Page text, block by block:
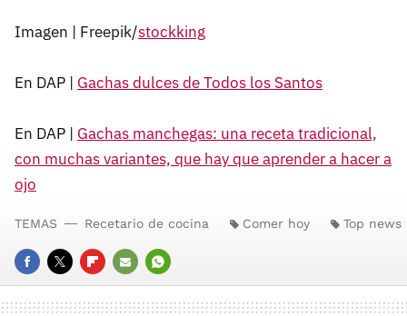
Imagen | Freepik/stockking
En DAP | Gachas dulces de Todos los Santos
En DAP | Gachas manchegas: una receta tradicional,
con muchas variantes, que hay que aprender a hacer a
ojo
FACEBOOK
TWITTERFLIPBOARD
E-
MAIL
WHATSAPP
TEMAS Recetario de cocina Comer hoy Top news